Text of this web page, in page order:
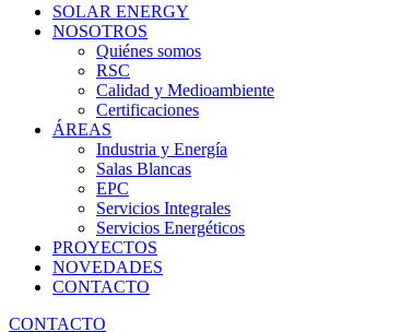
SOLAR ENERGY
NOSOTROS
Quiénes somos
RSC
Calidad y Medioambiente
Certificaciones
ÁREAS
Industria y Energía
Salas Blancas
EPC
Servicios Integrales
Servicios Energéticos
PROYECTOS
NOVEDADES
CONTACTO
CONTACTO